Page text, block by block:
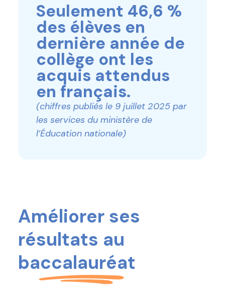
Seulement 46,6 %
des élèves en
dernière année de
collège ont les
acquis attendus
en français.
(chiffres publiés le 9 juillet 2025 par
les services du ministère de
l’Éducation nationale)
Améliorer ses
résultats au
baccalauréat